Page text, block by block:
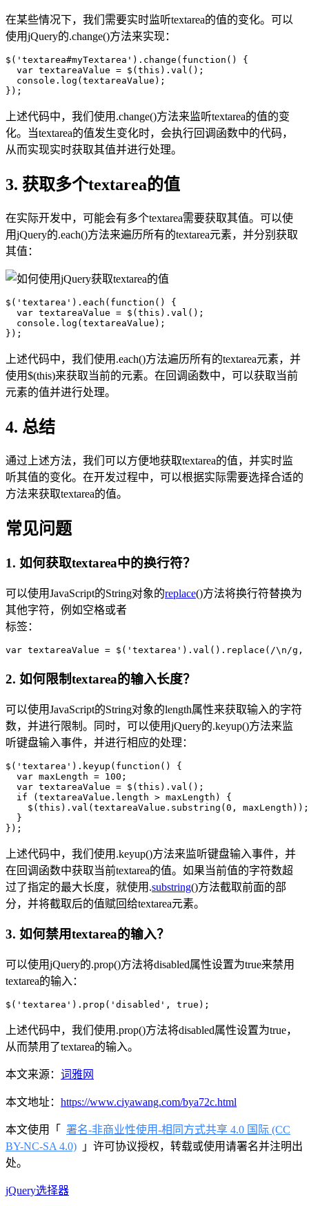
在某些情况下，我们需要实时监听textarea的值的变化。可以
使用jQuery的.change()方法来实现：
$('textarea#myTextarea').change(function() {
var textareaValue = $(this).val();
console.log(textareaValue);
});
上述代码中，我们使用.change()方法来监听textarea的值的变
化。当textarea的值发生变化时，会执行回调函数中的代码，
从而实现实时获取其值并进行处理。
3. 获取多个textarea的值
在实际开发中，可能会有多个textarea需要获取其值。可以使
用jQuery的.each()方法来遍历所有的textarea元素，并分别获取
其值：
$('textarea').each(function() {
var textareaValue = $(this).val();
console.log(textareaValue);
});
上述代码中，我们使用.each()方法遍历所有的textarea元素，并
使用$(this)来获取当前的元素。在回调函数中，可以获取当前
元素的值并进行处理。
4. 总结
通过上述方法，我们可以方便地获取textarea的值，并实时监
听其值的变化。在开发过程中，可以根据实际需要选择合适的
方法来获取textarea的值。
常见问题
1. 如何获取textarea中的换行符？
可以使用JavaScript的String对象的replace()方法将换行符替换为
其他字符，例如空格或者
标签：
var textareaValue = $('textarea').val().replace(/\n/
2. 如何限制textarea的输入长度？
可以使用JavaScript的String对象的length属性来获取输入的字符
数，并进行限制。同时，可以使用jQuery的.keyup()方法来监
听键盘输入事件，并进行相应的处理：
$('textarea').keyup(function() {
var maxLength = 100;
var textareaValue = $(this).val();
if (textareaValue.length > maxLength) {
$(this).val(textareaValue.substring(0, maxLength));
}
});
上述代码中，我们使用.keyup()方法来监听键盘输入事件，并
在回调函数中获取当前textarea的值。如果当前值的字符数超
过了指定的最大长度，就使用.substring()方法截取前面的部
分，并将截取后的值赋回给textarea元素。
3. 如何禁用textarea的输入？
可以使用jQuery的.prop()方法将disabled属性设置为true来禁用
textarea的输入：
$('textarea').prop('disabled', true);
上述代码中，我们使用.prop()方法将disabled属性设置为true，
从而禁用了textarea的输入。
本文来源： 词雅网
本文地址： https://www.ciyawang.com/bya72c.html
本文使用「 署名-非商业性使用-相同方式共享 4.0 国际 (CC
BY-NC-SA 4.0) 」许可协议授权，转载或使用请署名并注明出
处。
jQuery选择器